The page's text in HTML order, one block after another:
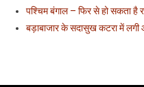
पश्चिम बंगाल – फिर से हो सकता है
बड़ाबाजार के सदासुख कटरा में